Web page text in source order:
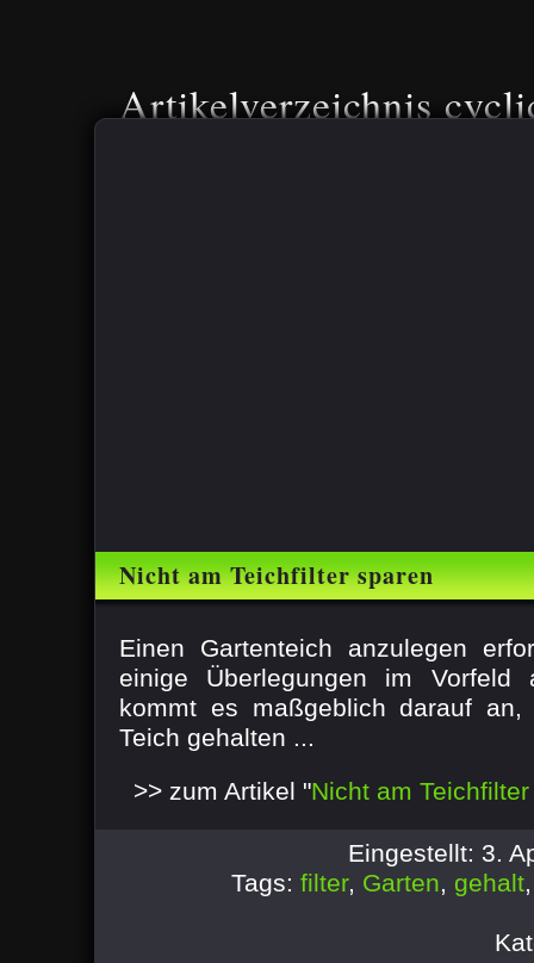
Artikelverzeichnis
Nicht am Teichfilter sparen
Einen Gartenteich anzulegen
einige Überlegungen im Vorfeld
kommt es maßgeblich darauf
Teich gehalten ...
>> zum Artikel "Nicht am
Eingestellt: 3.
Tags: filter, Garten, gehalt